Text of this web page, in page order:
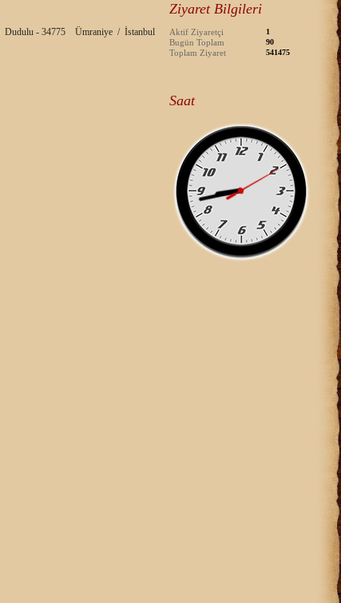
- 34775 Ümraniye / İstanbul
Ziyaret Bilgileri
Aktif Ziyaretçi 1
Bugün Toplam 90
Toplam Ziyaret 541475
Saat